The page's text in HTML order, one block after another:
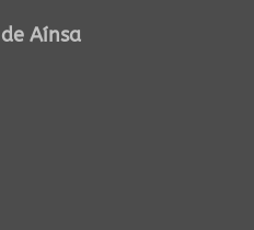
Aínsa